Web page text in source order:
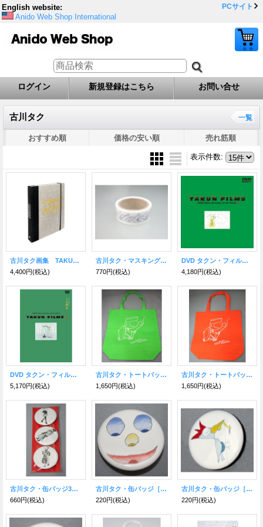
English website:
Anido Web Shop International
PCサイト
ログイン 新規登録はこちら お問い合せ
古川タク 一覧
おすすめ順 価格の安い順 売れ筋順
表示件数:
古川タク画集 TAKUPEDIA
4,400円(税込)
古川タク・マスキングテープ（タクノザウルス）
770円(税込)
DVD タクン・フィルムズ 古川タク作品集
4,180円(税込)
DVD タクン・フィルムズ2 上京物語
5,170円(税込)
古川タク・トートバッグ［ライム］
1,650円(税込)
古川タク・トートバッグ［オレンジ］
1,650円(税込)
古川タク・缶バッジ3個セット［CAFE BAR］
660円(税込)
古川タク・缶バッジ［ｓｍｉｌｅ］
220円(税込)
古川タク・缶バッジ［きつつき］
220円(税込)